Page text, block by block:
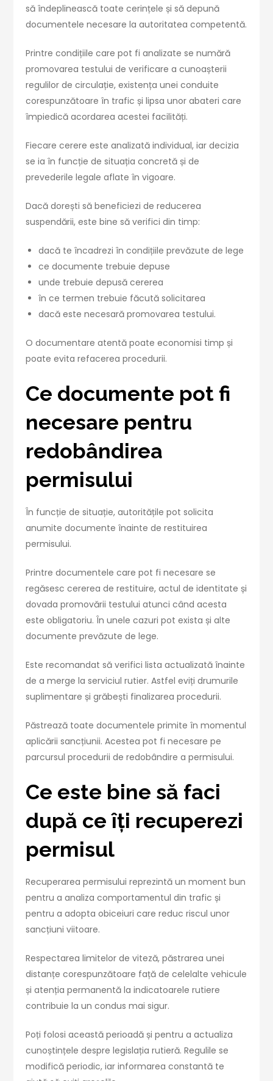
să îndeplinească toate cerințele și să depună
documentele necesare la autoritatea competentă.
Printre condițiile care pot fi analizate se numără
promovarea testului de verificare a cunoașterii
regulilor de circulație, existența unei conduite
corespunzătoare în trafic și lipsa unor abateri care
împiedică acordarea acestei facilități.
Fiecare cerere este analizată individual, iar decizia
se ia în funcție de situația concretă și de
prevederile legale aflate în vigoare.
Dacă dorești să beneficiezi de reducerea
suspendării, este bine să verifici din timp:
dacă te încadrezi în condițiile prevăzute de lege
ce documente trebuie depuse
unde trebuie depusă cererea
în ce termen trebuie făcută solicitarea
dacă este necesară promovarea testului.
O documentare atentă poate economisi timp și
poate evita refacerea procedurii.
Ce documente pot fi
necesare pentru
redobândirea
permisului
În funcție de situație, autoritățile pot solicita
anumite documente înainte de restituirea
permisului.
Printre documentele care pot fi necesare se
regăsesc cererea de restituire, actul de identitate și
dovada promovării testului atunci când acesta
este obligatoriu. În unele cazuri pot exista și alte
documente prevăzute de lege.
Este recomandat să verifici lista actualizată înainte
de a merge la serviciul rutier. Astfel eviți drumurile
suplimentare și grăbești finalizarea procedurii.
Păstrează toate documentele primite în momentul
aplicării sancțiunii. Acestea pot fi necesare pe
parcursul procedurii de redobândire a permisului.
Ce este bine să faci
după ce îți recuperezi
permisul
Recuperarea permisului reprezintă un moment bun
pentru a analiza comportamentul din trafic și
pentru a adopta obiceiuri care reduc riscul unor
sancțiuni viitoare.
Respectarea limitelor de viteză, păstrarea unei
distanțe corespunzătoare față de celelalte vehicule
și atenția permanentă la indicatoarele rutiere
contribuie la un condus mai sigur.
Poți folosi această perioadă și pentru a actualiza
cunoștințele despre legislația rutieră. Regulile se
modifică periodic, iar informarea constantă te